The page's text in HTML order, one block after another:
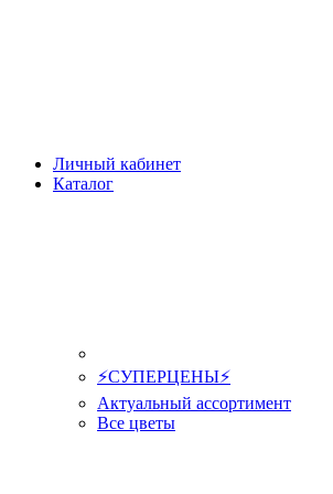
Личный кабинет
Каталог
⚡СУПЕРЦЕНЫ⚡
Актуальный ассортимент
Все цветы